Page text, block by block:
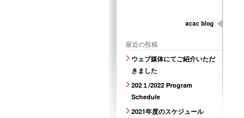
acac blog
最近の投稿
ウェブ媒体にてご紹介いただ
きました
202１/2022 Program
Schedule
2021年度のスケジュール